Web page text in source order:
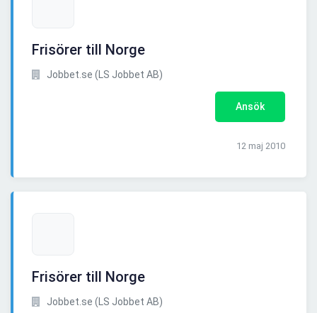
Frisörer till Norge
Jobbet.se (LS Jobbet AB)
Ansök
12 maj 2010
Frisörer till Norge
Jobbet.se (LS Jobbet AB)